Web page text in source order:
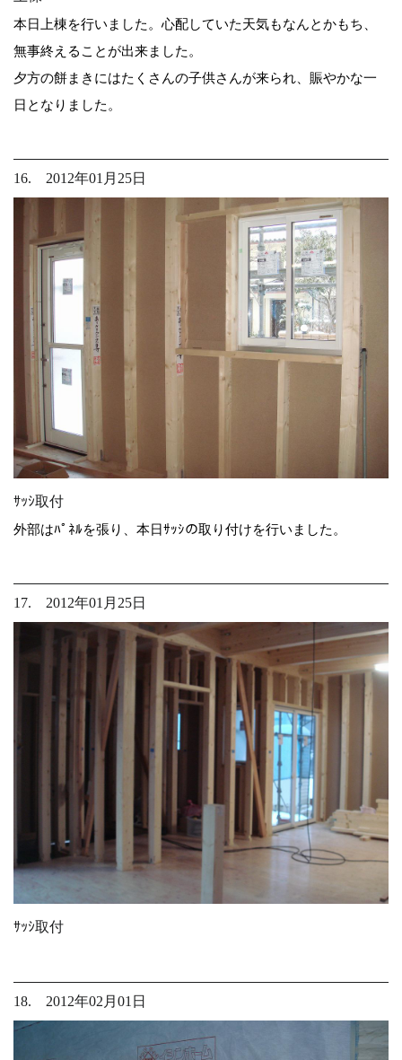
本日上棟を行いました。心配していた天気もなんとかもち、
無事終えることが出来ました。
夕方の餅まきにはたくさんの子供さんが来られ、賑やかな一
日となりました。
16. 2012年01月25日
ｻｯｼ取付
外部はﾊﾟﾈﾙを張り、本日ｻｯｼの取り付けを行いました。
17. 2012年01月25日
ｻｯｼ取付
18. 2012年02月01日